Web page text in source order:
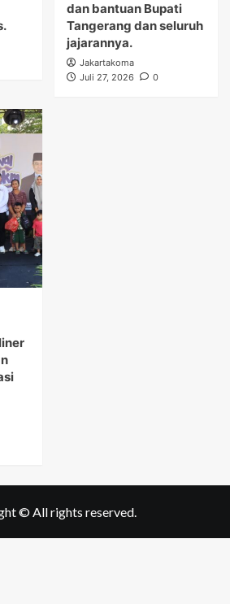
dan bantuan Bupati
Tangerang dan seluruh
jajarannya.
Jakartakoma
Juli 27, 2026
0
© All rights reserved.